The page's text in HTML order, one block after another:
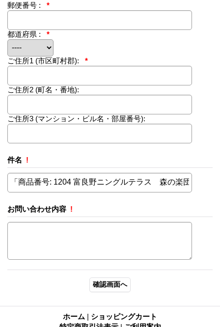
郵便番号 : *
都道府県 : *
ご住所1 (市区町村郡): *
ご住所2 (町名・番地):
ご住所3 (マンション・ビル名・部屋番号):
件名 !
お問い合わせ内容 !
ホーム | ショッピングカート